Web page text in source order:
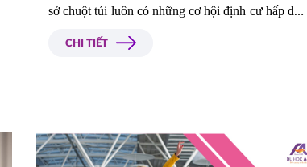
sở chuột túi luôn có những cơ hội định cư hấp dẫn
được chính phủ tập trung phát triển. Vậy du học
CHI TIẾT